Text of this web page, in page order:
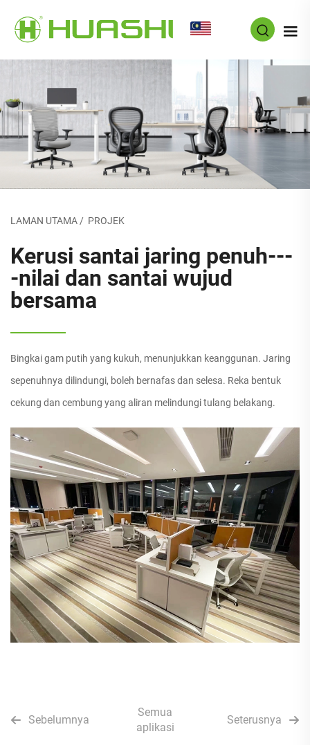
LAMAN UTAMA / PROJEK
Kerusi santai jaring penuh---
-nilai dan santai wujud
bersama
Bingkai gam putih yang kukuh, menunjukkan keanggunan. Jaring
sepenuhnya dilindungi, boleh bernafas dan selesa. Reka bentuk
cekung dan cembung yang aliran melindungi tulang belakang.
Sebelumnya
Semua
aplikasi
Seterusnya